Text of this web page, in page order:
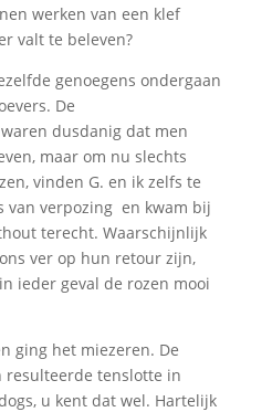
werken van een klef
valt te beleven?
genoegens ondergaan
De
dusdanig dat men
maar om nu slechts
vinden G. en ik zelfs te
van verpozing en kwam bij
terecht. Waarschijnlijk
ver op hun retour zijn,
ieder geval de rozen mooi
ging het miezeren. De
resulteerde tenslotte in
u kent dat wel. Hartelijk